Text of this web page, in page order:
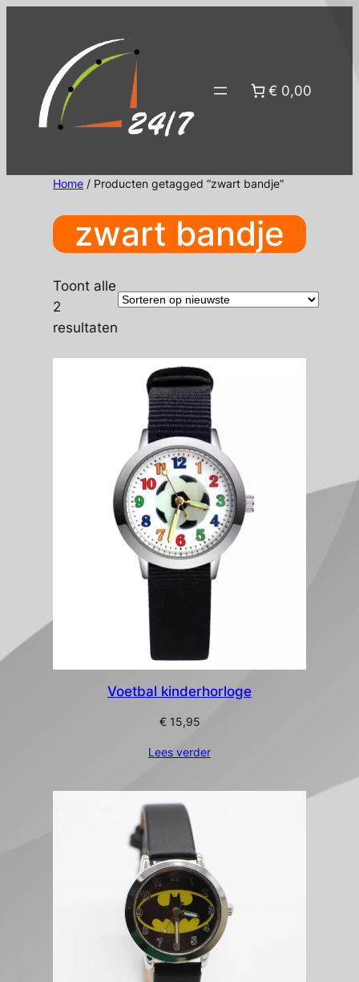
€ 0,00
Home / Producten getagged “zwart bandje”
zwart bandje
Toont alle
2
resultaten
nieuwste
Voetbal kinderhorloge
€15,95
Lees verder